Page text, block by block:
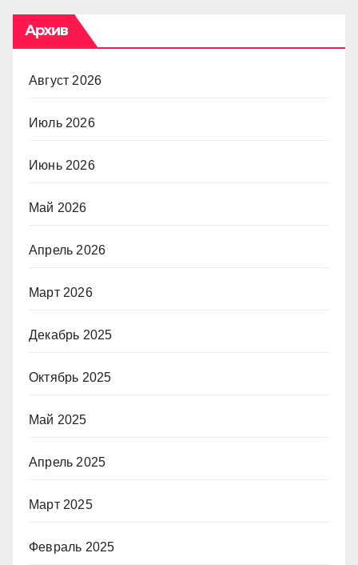
Архив
Август 2026
Июль 2026
Июнь 2026
Май 2026
Апрель 2026
Март 2026
Декабрь 2025
Октябрь 2025
Май 2025
Апрель 2025
Март 2025
Февраль 2025